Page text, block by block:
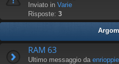
Inviato in Varie
Risposte: 3
RAM 63
Ultimo messaggio da enrioppie